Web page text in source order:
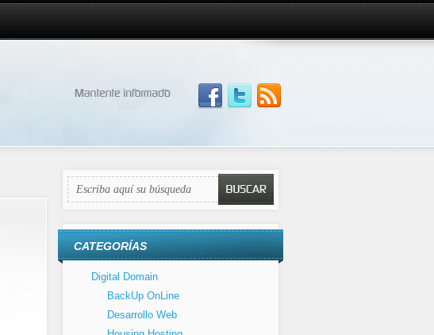
CATEGORÍAS
Digital Domain
BackUp OnLine
Desarrollo Web